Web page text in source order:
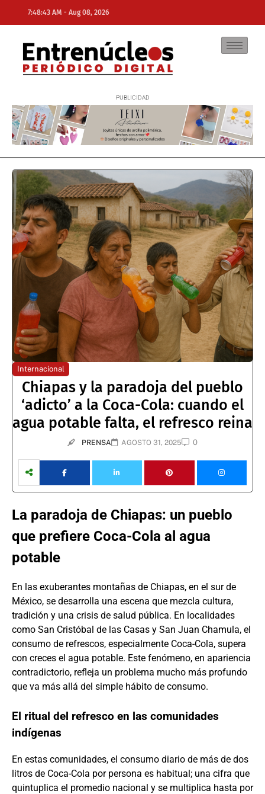
7:48:43 AM - Aug 08, 2026
NE
Internacional
Chiapas y la paradoja del pueblo
‘adicto’ a la Coca-Cola: cuando el
agua potable falta, el refresco reina
PRENSA AGOSTO 31, 2025 0
La paradoja de Chiapas: un pueblo
que prefiere Coca-Cola al agua
potable
En las exuberantes montañas de Chiapas, en el sur de
México, se desarrolla una escena que mezcla cultura,
tradición y una crisis de salud pública. En localidades
como San Cristóbal de las Casas y San Juan Chamula, el
consumo de refrescos, especialmente Coca-Cola, supera
con creces el agua potable. Este fenómeno, en apariencia
contradictorio, refleja un problema mucho más profundo
que va más allá del simple hábito de consumo.
El ritual del refresco en las comunidades
indígenas
En estas comunidades, el consumo diario de más de dos
litros de Coca-Cola por persona es habitual; una cifra que
quintuplica el promedio nacional y se multiplica hasta por